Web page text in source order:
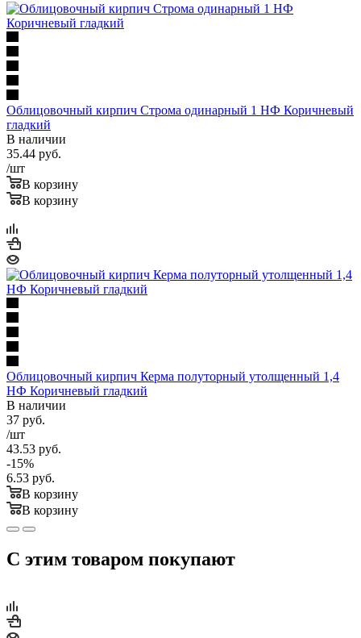
Облицовочный кирпич Строма одинарный 1 НФ Коричневый
гладкий
В наличии
35.44 руб.
/шт
В корзину
В корзину
Облицовочный кирпич Керма полуторный утолщенный 1,4
НФ Коричневый гладкий
В наличии
37 руб.
/шт
43.53 руб.
-15%
6.53 руб.
В корзину
В корзину
С этим товаром покупают